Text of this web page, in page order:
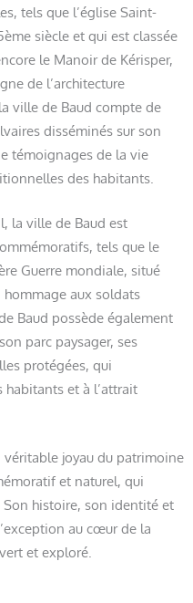
tels que l’église Saint-
siècle et qui est classée
le Manoir de Kérisper,
de l’architecture
ville de Baud compte de
disséminés sur son
témoignages de la vie
des habitants.
la ville de Baud est
tels que le
Guerre mondiale, situé
hommage aux soldats
Baud possède également
parc paysager, ses
protégées, qui
et à l’attrait
véritable joyau du patrimoine
et naturel, qui
Son histoire, son identité et
au cœur de la
et exploré.